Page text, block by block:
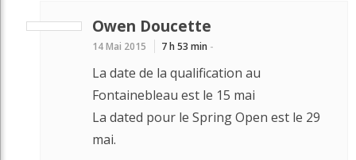
Owen Doucette
14 Mai 2015 7 h 53 min -
La date de la qualification au
Fontainebleau est le 15 mai
La dated pour le Spring Open est le 29
mai.